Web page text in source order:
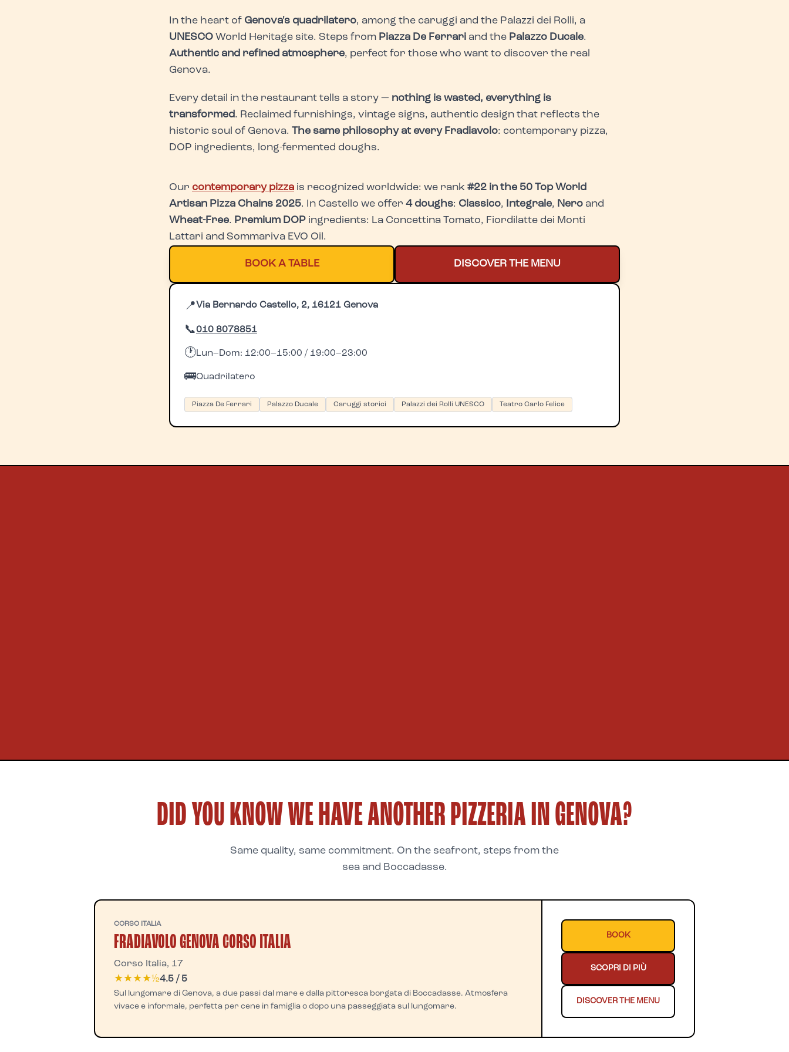
In the heart of Genova's quadrilatero, among the caruggi and the Palazzi dei Rolli, a
UNESCO World Heritage site. Steps from Piazza De Ferrari and the Palazzo Ducale.
Authentic and refined atmosphere, perfect for those who want to discover the real
Genova.
Every detail in the restaurant tells a story — nothing is wasted, everything is
transformed. Reclaimed furnishings, vintage signs, authentic design that reflects the
historic soul of Genova. The same philosophy at every Fradiavolo: contemporary pizza,
DOP ingredients, long-fermented doughs.
Our contemporary pizza is recognized worldwide: we rank #22 in the 50 Top World
Artisan Pizza Chains 2025. In Castello we offer 4 doughs: Classico, Integrale, Nero and
Wheat-Free. Premium DOP ingredients: La Concettina Tomato, Fiordilatte dei Monti
Lattari and Sommariva EVO Oil.
BOOK A TABLE DISCOVER THE MENU
📍Via Bernardo Castello, 2, 16121 Genova
📞010 8078851
🕐Lun–Dom: 12:00–15:00 / 19:00–23:00
🚌Quadrilatero
Piazza De Ferrari Palazzo Ducale Caruggi storici Palazzi dei Rolli UNESCO Teatro Carlo Felice
DID YOU KNOW WE HAVE ANOTHER PIZZERIA IN GENOVA?
Same quality, same commitment. On the seafront, steps from the
sea and Boccadasse.
CORSO ITALIA
FRADIAVOLO GENOVA CORSO ITALIA
Corso Italia, 17
★★★★½4.5 / 5
Sul lungomare di Genova, a due passi dal mare e dalla pittoresca borgata di Boccadasse. Atmosfera
vivace e informale, perfetta per cene in famiglia o dopo una passeggiata sul lungomare.
BOOK
SCOPRI DI PIÙ
DISCOVER THE MENU